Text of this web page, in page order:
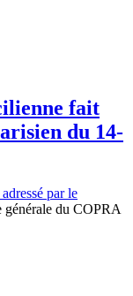
fait
du 14-
par le
générale du COPRA